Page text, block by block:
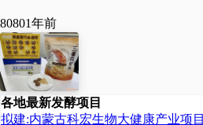
80801年前
各地最新发酵项目
拟建:内蒙古科宏生物大健康产业项目